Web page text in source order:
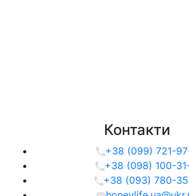
Контакти
+38 (099) 721-
+38 (098) 100-
+38 (093) 780-